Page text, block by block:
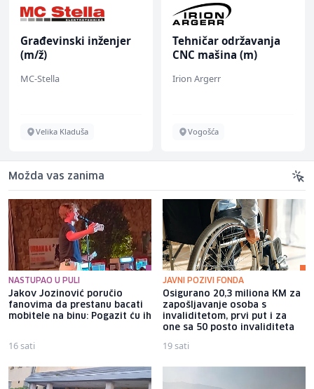
Građevinski inženjer
(m/ž)
MC-Stella
Velika Kladuša
Tehničar održavanja
CNC mašina (m)
Irion Argerr
Vogošća
Možda vas zanima
NASTUPAO U PULI
Jakov Jozinović poručio
fanovima da prestanu bacati
mobitele na binu: Pogazit ću ih
16 sati
JAVNI POZIVI FONDA
Osigurano 20,3 miliona KM za
zapošljavanje osoba s
invaliditetom, prvi put i za
one sa 50 posto invaliditeta
19 sati